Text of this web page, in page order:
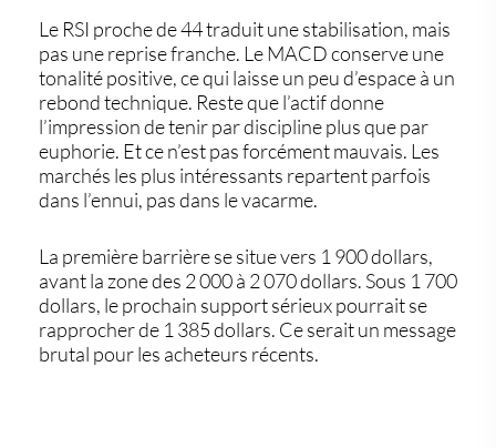
Le RSI proche de 44 traduit une stabilisation, mais
pas une reprise franche. Le MACD conserve une
tonalité positive, ce qui laisse un peu d’espace à un
rebond technique. Reste que l’actif donne
l’impression de tenir par discipline plus que par
euphorie. Et ce n’est pas forcément mauvais. Les
marchés les plus intéressants repartent parfois
dans l’ennui, pas dans le vacarme.
La première barrière se situe vers 1 900 dollars,
avant la zone des 2 000 à 2 070 dollars. Sous 1 700
dollars, le prochain support sérieux pourrait se
rapprocher de 1 385 dollars. Ce serait un message
brutal pour les acheteurs récents.